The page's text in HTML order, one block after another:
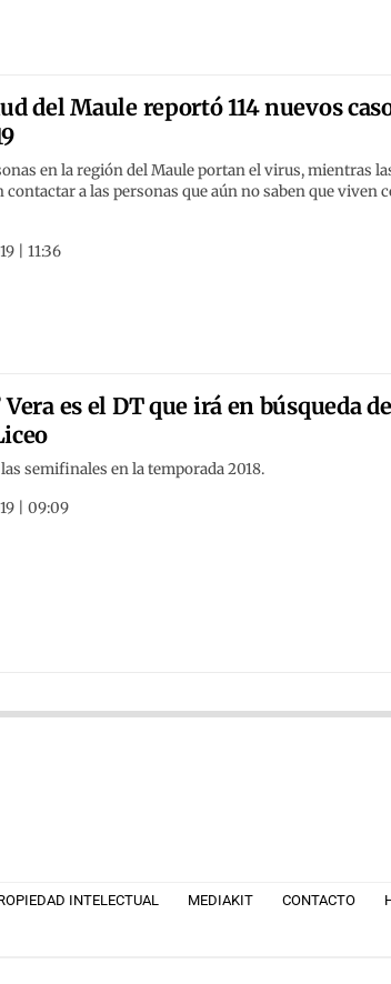
del Maule reportó 114 nuevos
en la región del Maule portan el virus, mientras
a las personas que aún no saben que viven
| 11:36
es el DT que irá en búsqueda
semifinales en la temporada 2018.
| 09:09
INTELECTUAL MEDIAKIT CONTACTO